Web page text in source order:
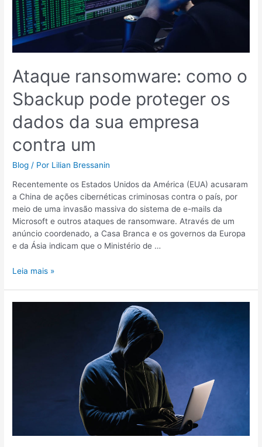
Ataque ransomware: como o
Sbackup pode proteger os
dados da sua empresa
contra um
Blog / Por Lilian Bressanin
Recentemente os Estados Unidos da América (EUA) acusaram
a China de ações cibernéticas criminosas contra o país, por
meio de uma invasão massiva do sistema de e-mails da
Microsoft e outros ataques de ransomware. Através de um
anúncio coordenado, a Casa Branca e os governos da Europa
e da Ásia indicam que o Ministério de …
da
sua
empresa
contra
Leia mais »